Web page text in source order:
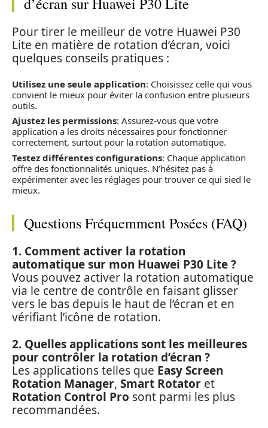
Pour tirer le meilleur de votre Huawei P30
Lite en matière de rotation d’écran, voici
quelques conseils pratiques :
Utilisez une seule application: Choisissez celle qui vous
convient le mieux pour éviter la confusion entre plusieurs
outils.
Ajustez les permissions: Assurez-vous que votre
application a les droits nécessaires pour fonctionner
correctement, surtout pour la rotation automatique.
Testez différentes configurations: Chaque application
offre des fonctionnalités uniques. N’hésitez pas à
expérimenter avec les réglages pour trouver ce qui sied le
mieux.
Questions Fréquemment Posées (FAQ)
1. Comment activer la rotation
automatique sur mon Huawei P30 Lite ?
Vous pouvez activer la rotation automatique
via le centre de contrôle en faisant glisser
vers le bas depuis le haut de l’écran et en
vérifiant l’icône de rotation.
2. Quelles applications sont les meilleures
pour contrôler la rotation d’écran ?
Les applications telles que Easy Screen
Rotation Manager, Smart Rotator et
Rotation Control Pro sont parmi les plus
recommandées.